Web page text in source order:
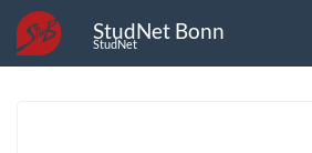
StudNet Bonn
StudNet